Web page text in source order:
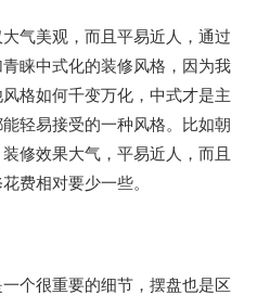
气美观，而且平易近人，通过
睐中式化的装修风格，因为我
格如何千变万化，中式才是主
轻易接受的一种风格。比如朝
装修效果大气，平易近人，而且
费相对要少一些。
个很重要的细节，摆盘也是区